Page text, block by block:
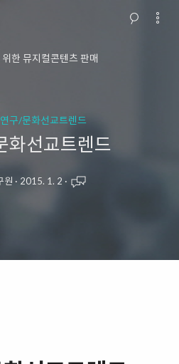
한 뮤지컬콘텐츠 판매
구/문화선교트렌드
화선교트렌드
원 · 2015. 1. 2 ·